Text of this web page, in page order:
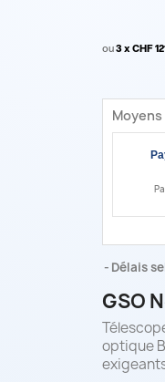
ou3 x CHF
Délais
GSO
optique